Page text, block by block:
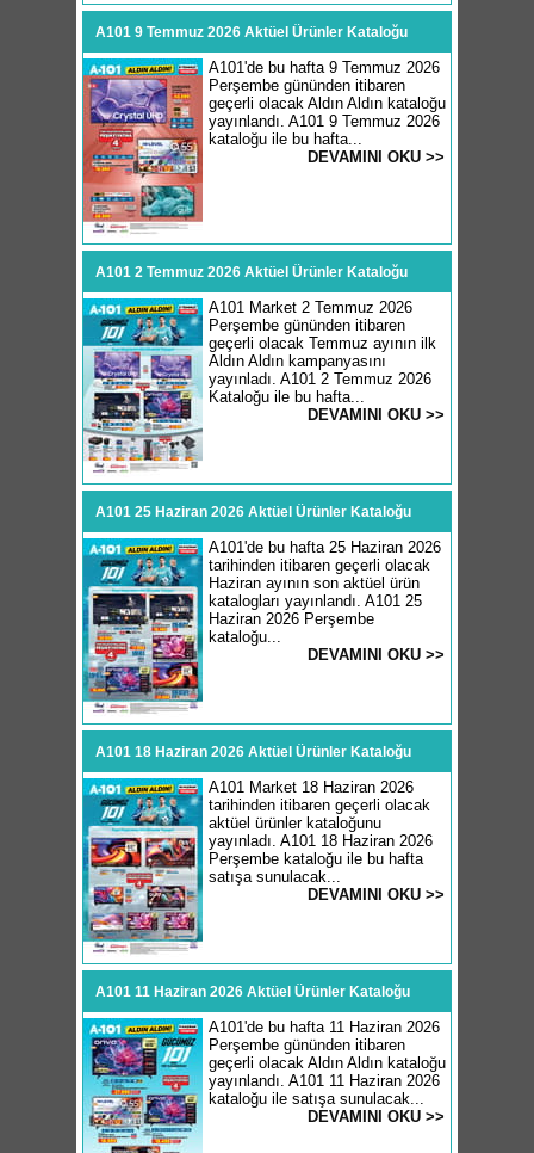
A101 9 Temmuz 2026 Aktüel Ürünler Kataloğu
A101'de bu hafta 9 Temmuz 2026
Perşembe gününden itibaren
geçerli olacak Aldın Aldın kataloğu
yayınlandı. A101 9 Temmuz 2026
kataloğu ile bu hafta...
DEVAMINI OKU >>
A101 2 Temmuz 2026 Aktüel Ürünler Kataloğu
A101 Market 2 Temmuz 2026
Perşembe gününden itibaren
geçerli olacak Temmuz ayının ilk
Aldın Aldın kampanyasını
yayınladı. A101 2 Temmuz 2026
Kataloğu ile bu hafta...
DEVAMINI OKU >>
A101 25 Haziran 2026 Aktüel Ürünler Kataloğu
A101'de bu hafta 25 Haziran 2026
tarihinden itibaren geçerli olacak
Haziran ayının son aktüel ürün
katalogları yayınlandı. A101 25
Haziran 2026 Perşembe
kataloğu...
DEVAMINI OKU >>
A101 18 Haziran 2026 Aktüel Ürünler Kataloğu
A101 Market 18 Haziran 2026
tarihinden itibaren geçerli olacak
aktüel ürünler kataloğunu
yayınladı. A101 18 Haziran 2026
Perşembe kataloğu ile bu hafta
satışa sunulacak...
DEVAMINI OKU >>
A101 11 Haziran 2026 Aktüel Ürünler Kataloğu
A101'de bu hafta 11 Haziran 2026
Perşembe gününden itibaren
geçerli olacak Aldın Aldın kataloğu
yayınlandı. A101 11 Haziran 2026
kataloğu ile satışa sunulacak...
DEVAMINI OKU >>